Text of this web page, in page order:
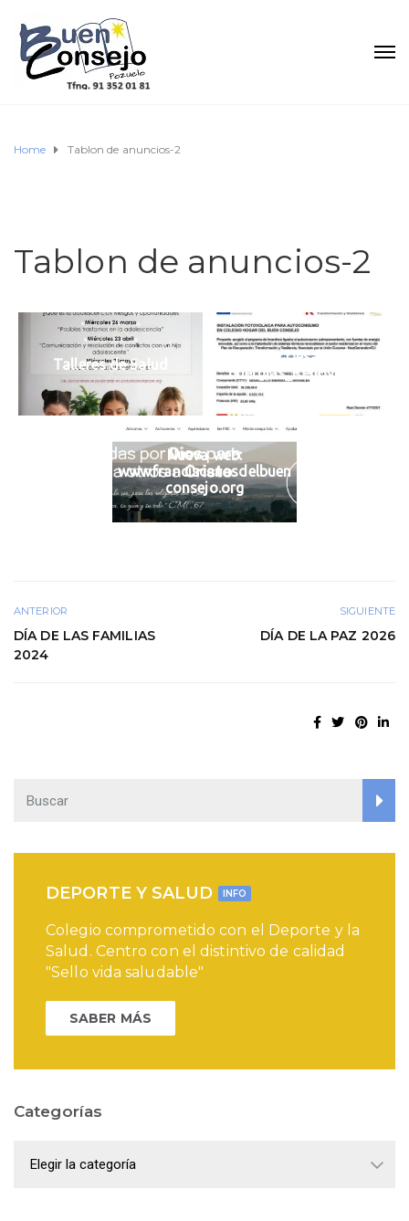
Home Tablon de anuncios-2
Tablon de anuncios-2
Talleres de Salud
Actuacion_Desarrollo_de_
Energias_Renovables
Nueva web:
www.franciscanasdelbuen
consejo.org
ANTERIOR
DÍA DE LAS FAMILIAS
2024
SIGUIENTE
DÍA DE LA PAZ 2026
DEPORTE Y SALUD INFO
Colegio comprometido con el Deporte y la
Salud. Centro con el distintivo de calidad
"Sello vida saludable"
SABER MÁS
Categorías